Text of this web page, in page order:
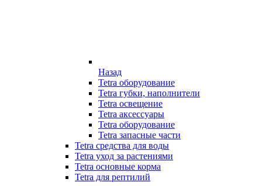
Назад
Tetra оборудование
Tetra губки, наполнители
Tetra освещение
Tetra аксессуары
Tetra оборудование
Tetra запасные части
Tetra средства для воды
Tetra уход за растениями
Tetra основные корма
Tetra для рептилий